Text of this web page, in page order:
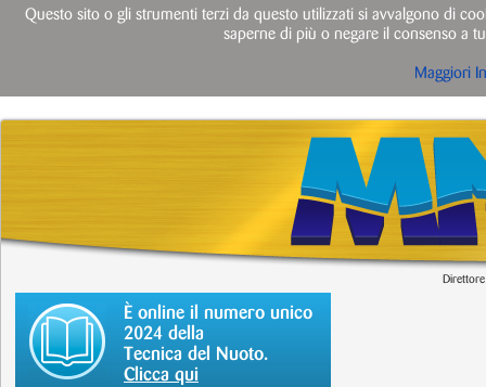
È online il numero unico
2024 della
Tecnica del Nuoto.
Clicca qui
Questo sito o gli strumenti terzi da questo utilizzati si avvalgono di
saperne di più o negare il consenso a
Maggiori